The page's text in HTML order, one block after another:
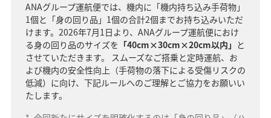
ANAグループ運航便では、機内に「機内持ち込み手荷物」
1個と「身の回り品」1個の合計2個までお持ち込みいただ
けます。2026年7月1日より、ANAグループ運航便におけ
る身の回り品のサイズを 「40cm×30cm×20cm以内」 と
させていただきます。 スムーズなご搭乗と定時運航、お
よび機内の安全性向上（手荷物の落下による受傷リスクの
低減）に向け、下記ルールへのご理解とご協力をお願いい
たします。